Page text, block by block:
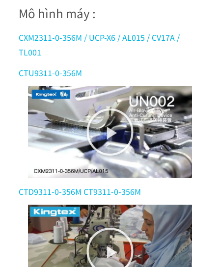
Mô hình máy :
CXM2311-0-356M / UCP-X6 / AL015 / CV17A /
TL001
CTU9311-0-356M
CTD9311-0-356M CT9311-0-356M